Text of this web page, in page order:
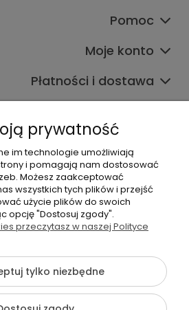
Pomoc
Moje konto
Płatności i dostawa
+48 605 141 363
prywatność
im technologie umożliwiają
i pomagają nam dostosować
Możesz zaakceptować
wszystkich tych plików i przejść
użycie plików do swoich
opcję "Dostosuj zgody".
przeczytasz w naszej Polityce
tylko niezbędne